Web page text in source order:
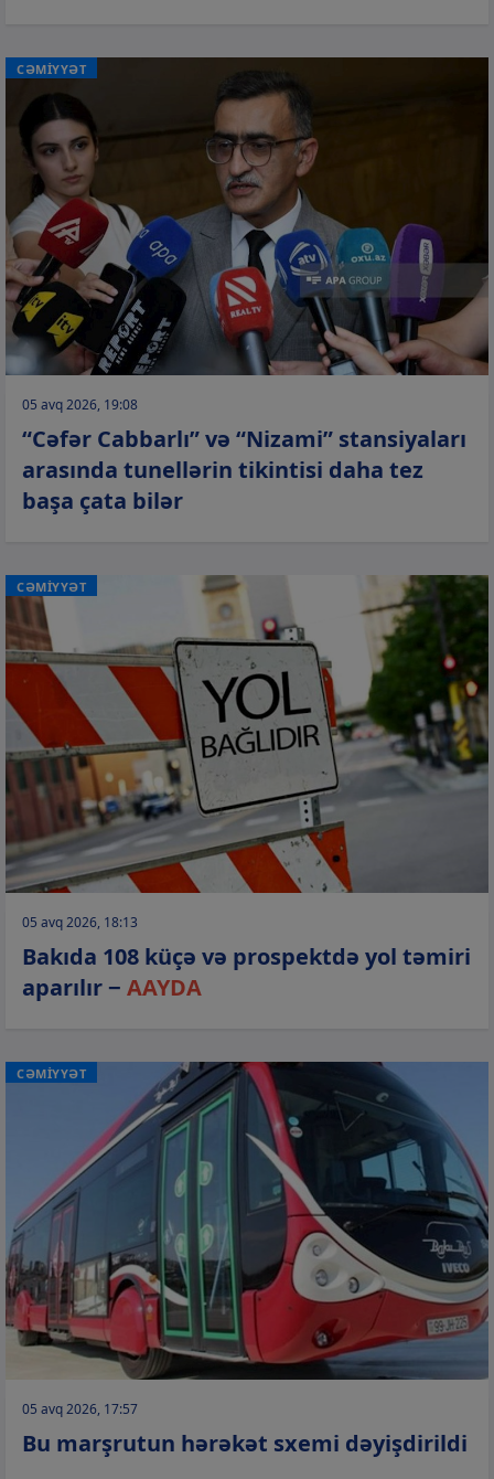
CƏMİYYƏT
05 avq 2026, 19:08
“Cəfər Cabbarlı” və “Nizami” stansiyaları
arasında tunellərin tikintisi daha tez
başa çata bilər
CƏMİYYƏT
05 avq 2026, 18:13
Bakıda 108 küçə və prospektdə yol təmiri
aparılır − AAYDA
CƏMİYYƏT
05 avq 2026, 17:57
Bu marşrutun hərəkət sxemi dəyişdirildi